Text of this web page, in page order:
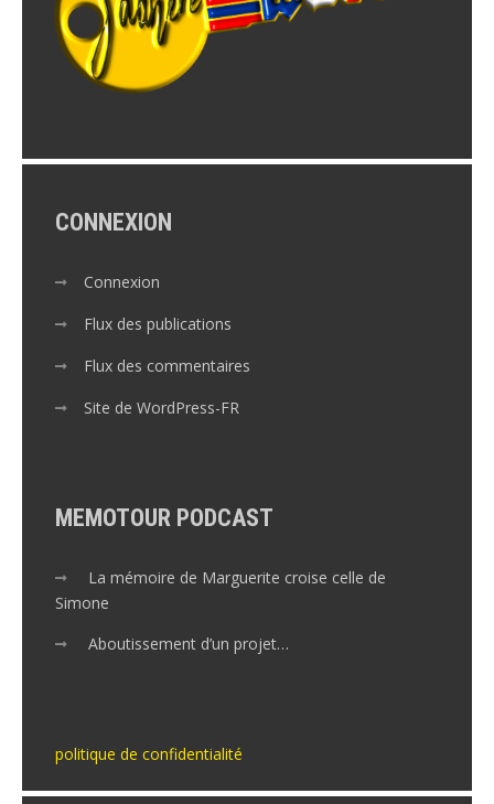
CONNEXION
Connexion
Flux des publications
Flux des commentaires
Site de WordPress-FR
MEMOTOUR PODCAST
La mémoire de Marguerite croise celle de
Simone
Aboutissement d’un projet…
politique de confidentialité